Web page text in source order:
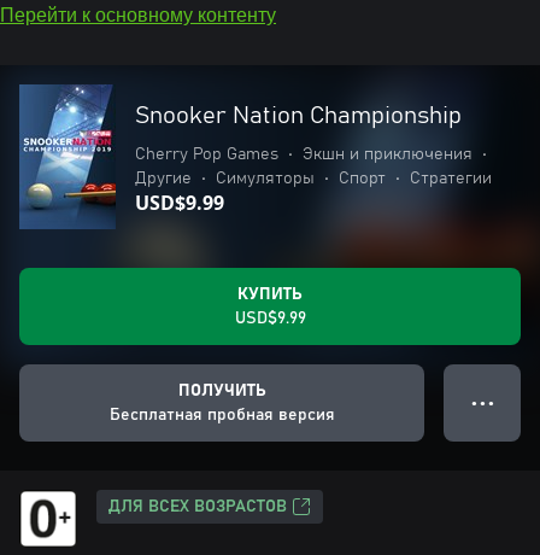
Перейти к основному контенту
Snooker Nation Championship
Cherry Pop Games • Экшн и приключения
•
Другие
• Симуляторы • Спорт • Стратегии
USD$9.99
КУПИТЬ
USD$9.99
ПОЛУЧИТЬ
Бесплатная пробная версия
● ● ●
ДЛЯ ВСЕХ ВОЗРАСТОВ